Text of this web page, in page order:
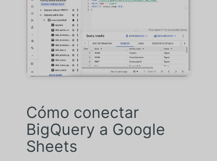
Cómo conectar
BigQuery a Google
Sheets